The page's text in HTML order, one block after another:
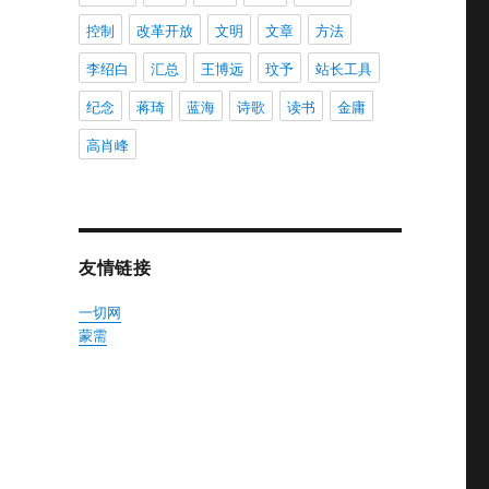
控制
改革开放 文明 文章
方法
李绍白
汇总 王博远 玟予
站长工具
纪念
蒋琦 蓝海 诗歌 读书
金庸
高肖峰
友情链接
一切网
蒙需